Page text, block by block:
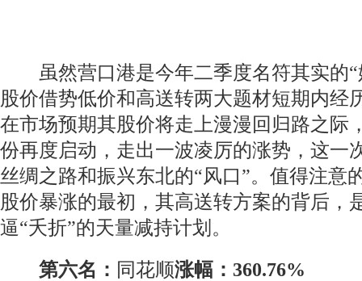
虽然营口港是今年二季度名符其实的“
股价借势低价和高送转两大题材短期内经
在市场预期其股价将走上漫漫回归路之际
份再度启动，走出一波凌厉的涨势，这一
丝绸之路和振兴东北的“风口”。值得注意
股价暴涨的最初，其高送转方案的背后，
逼“夭折”的天量减持计划。
第六名： 同花顺涨幅：360.76%